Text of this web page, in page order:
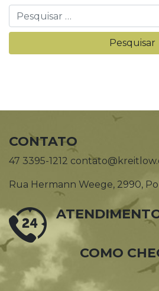
CONTATO
47 3395-1212
Rua Hermann Weege, 2990,
COMO